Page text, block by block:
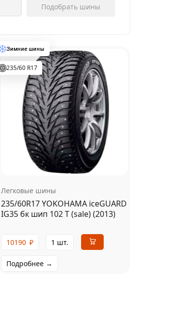
Подобрать шины
235/60 R17
Легковые шины
235/60R17 YOKOHAMA iceGUARD
IG35 бк шип 102 T (sale) (2013)
10190 ₽ 1 шт.
Подробнее →